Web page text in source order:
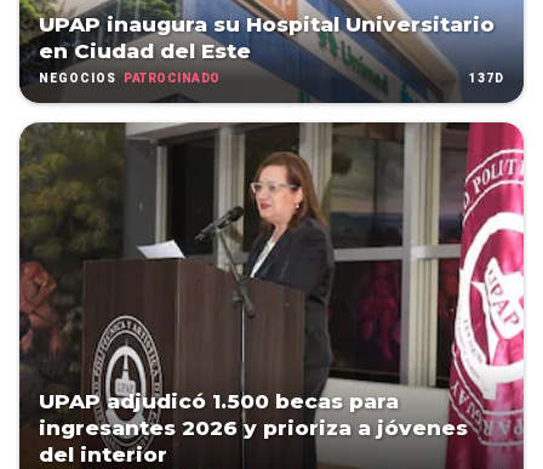
UPAP inaugura su Hospital Universitario
en Ciudad del Este
NEGOCIOS PATROCINADO 137D
UPAP adjudicó 1.500 becas para
ingresantes 2026 y prioriza a jóvenes
del interior